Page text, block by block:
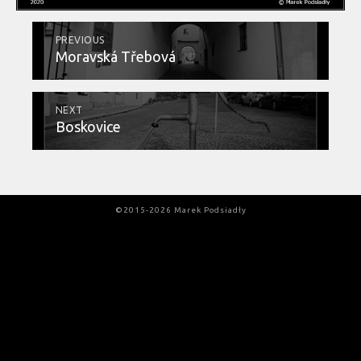
PREVIOUS
Moravská Třebová
NEXT
Boskovice
©2015-2026 Marek Podsiadły